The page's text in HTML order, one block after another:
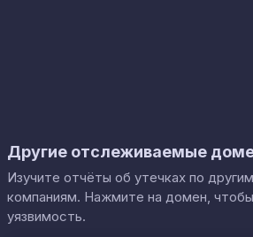
Другие отслеживаемые
Изучите отчёты об утечках по
компаниям. Нажмите на домен,
уязвимость.